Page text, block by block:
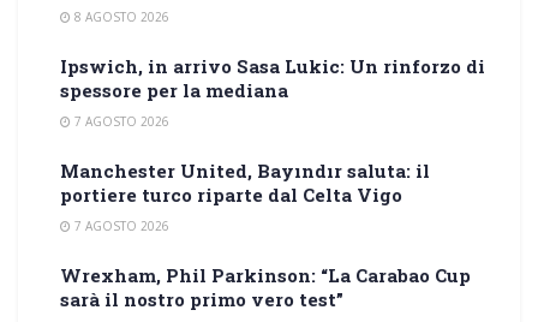
8 AGOSTO 2026
Ipswich, in arrivo Sasa Lukic: Un rinforzo di
spessore per la mediana
7 AGOSTO 2026
Manchester United, Bayındır saluta: il
portiere turco riparte dal Celta Vigo
7 AGOSTO 2026
Wrexham, Phil Parkinson: “La Carabao Cup
sarà il nostro primo vero test”